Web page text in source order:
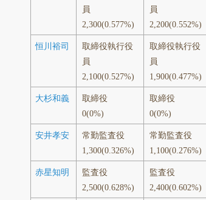
員
2,300(0.577%)
員
2,200(0.552%)
恒川裕司
取締役執行役
員
2,100(0.527%)
取締役執行役
員
1,900(0.477%)
大杉和義
取締役
0(0%)
取締役
0(0%)
安井孝安
常勤監査役
1,300(0.326%)
常勤監査役
1,100(0.276%)
赤星知明
監査役
2,500(0.628%)
監査役
2,400(0.602%)